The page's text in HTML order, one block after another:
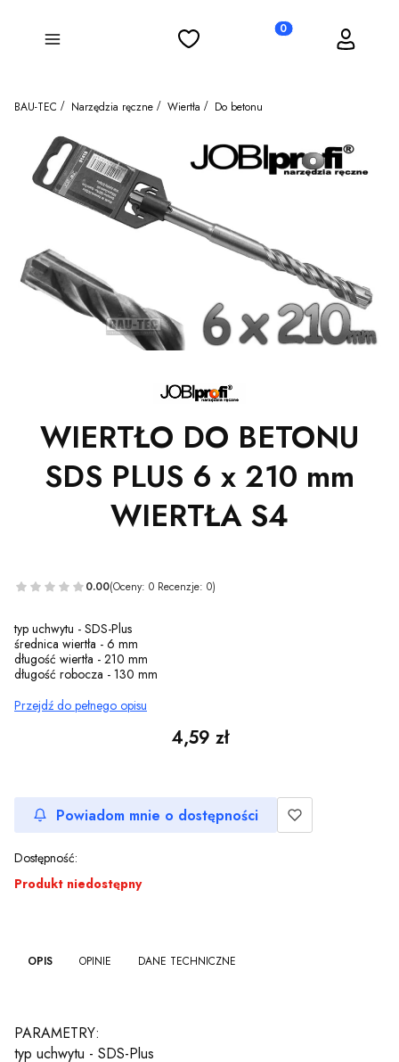
Menu Ulubione Produkty w koszyku:
Koszyk Zaloguj się
BAU-TEC Narzędzia ręczne Wiertła Do betonu
WIERTŁO DO BETONU
SDS PLUS 6 x 210 mm
WIERTŁA S4
0.00(Oceny: 0 Recenzje: 0)
typ uchwytu - SDS-Plus
średnica wiertła - 6 mm
długość wiertła - 210 mm
długość robocza - 130 mm
Przejdź do pełnego opisu
Cena
4,59 zł
Powiadom mnie o dostępności
Dostępność:
Produkt niedostępny
OPIS OPINIE DANE TECHNICZNE
PARAMETRY:
typ uchwytu - SDS-Plus